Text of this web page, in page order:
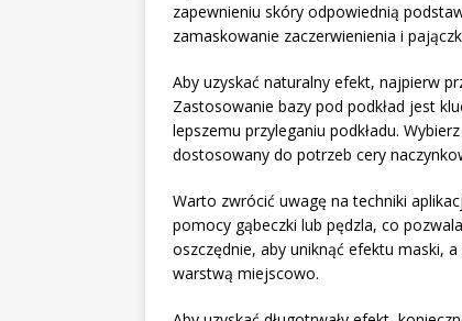
zapewnieniu skóry odpowiednią
zamaskowanie zaczerwienienia i
Aby uzyskać naturalny efekt, najpierw
Zastosowanie bazy pod podkład jest
lepszemu przyleganiu podkładu.
dostosowany do potrzeb cery
Warto zwrócić uwagę na techniki
pomocy gąbeczki lub pędzla, co
oszczędnie, aby uniknąć efektu maski,
warstwą miejscowo.